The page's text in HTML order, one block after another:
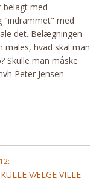
belagt med
"indrammet" med
det. Belægningen
males, hvad skal man
Skulle man måske
Peter Jensen
VÆLGE VILLE